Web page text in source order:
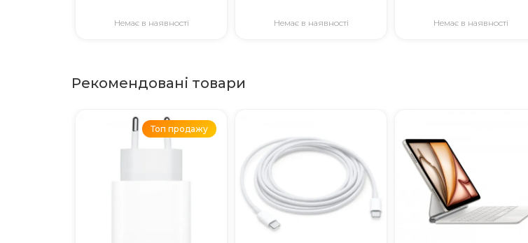
Немає в наявності Немає в наявності Немає в наявності
Рекомендовані товари
Топ продажу